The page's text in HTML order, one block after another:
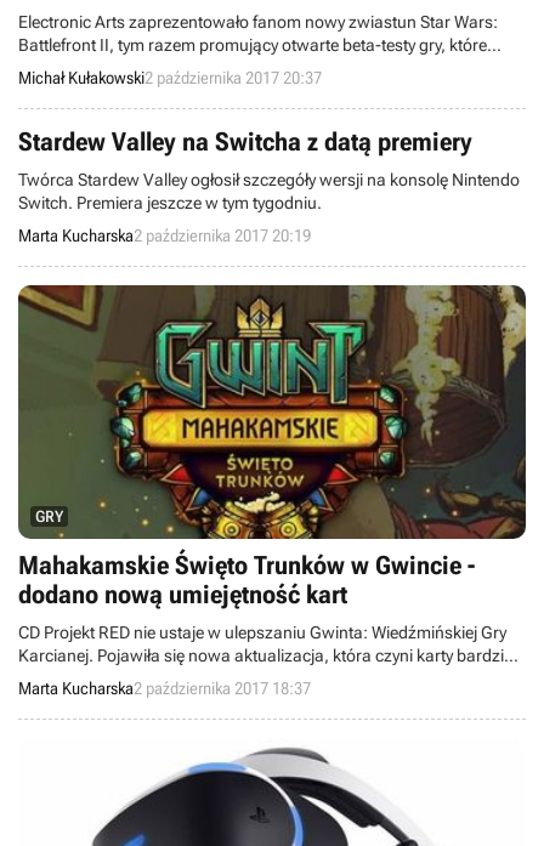
Electronic Arts zaprezentowało fanom nowy zwiastun Star Wars:
Battlefront II, tym razem promujący otwarte beta-testy gry, które
oficjalnie rozpoczną się w ten piątek na konsolach Xbox One i
PlayStation 4, a także komputerach PC.
Michał Kułakowski2 października 2017 20:37
Stardew Valley na Switcha z datą premiery
Twórca Stardew Valley ogłosił szczegóły wersji na konsolę Nintendo
Switch. Premiera jeszcze w tym tygodniu.
Marta Kucharska2 października 2017 20:19
GRY
Mahakamskie Święto Trunków w Gwincie -
dodano nową umiejętność kart
CD Projekt RED nie ustaje w ulepszaniu Gwinta: Wiedźmińskiej Gry
Karcianej. Pojawiła się nowa aktualizacja, która czyni karty bardziej
zwinnymi, ponadto w grze trwa pierwszy festiwal – Mahakamskie
Święto Trunków.
Marta Kucharska2 października 2017 18:37